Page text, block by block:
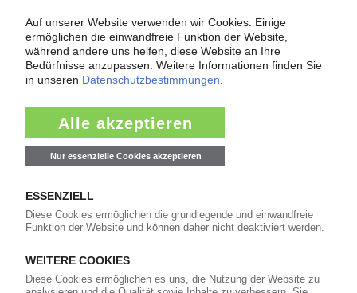
SABIC
Saudischer Petrochemiekonzern mit
negativen Effekte durch Iran-Krieg
09.03.2026